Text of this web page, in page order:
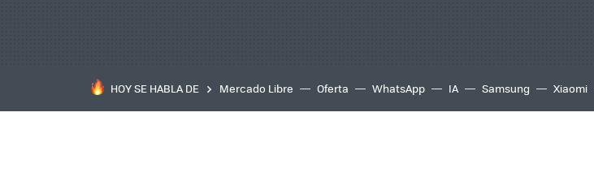
HOY SE HABLA DE Mercado Libre Oferta WhatsApp IA Samsung Xiaomi